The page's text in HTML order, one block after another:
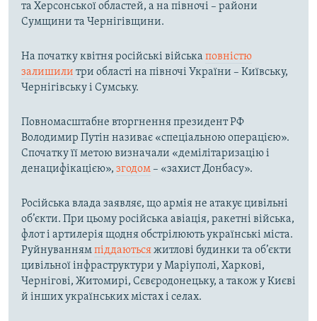
та Херсонської областей, а на півночі – райони
Сумщини та Чернігівщини.
На початку квітня російські війська повністю
залишили три області на півночі України – Київську,
Чернігівську і Сумську.
Повномасштабне вторгнення президент РФ
Володимир Путін називає «спеціальною операцією».
Спочатку її метою визначали «демілітаризацію і
денацифікацією», згодом– «захист Донбасу».
Російська влада заявляє, що армія не атакує цивільні
об’єкти. При цьому російська авіація, ракетні війська,
флот і артилерія щодня обстрілюють українські міста.
Руйнуваннямпіддаютьсяжитлові будинки та об’єкти
цивільної інфраструктури у Маріуполі, Харкові,
Чернігові, Житомирі, Сєвєродонецьку, а також у Києві
й інших українських містах і селах.